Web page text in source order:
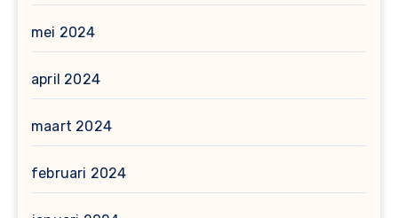
mei 2024
april 2024
maart 2024
februari 2024